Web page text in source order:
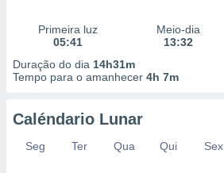
Primeira luz
05:41
Meio-dia
13:32
Duração do dia 14h31m
Tempo para o amanhecer 4h 7m
Caléndario Lunar
Seg Ter Qua Qui Sex